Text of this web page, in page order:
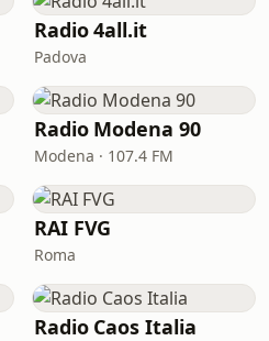
Radio 4all.it
Padova
Radio Modena 90
Modena · 107.4 FM
RAI FVG
Roma
Radio Caos Italia